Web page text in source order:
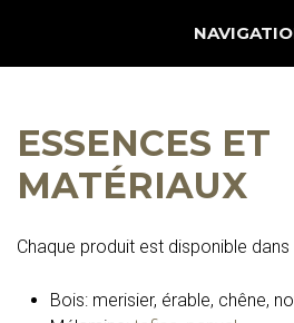
ESSENCES ET
MATÉRIAUX
Chaque produit est disponible
Bois: merisier, érable, chêne,